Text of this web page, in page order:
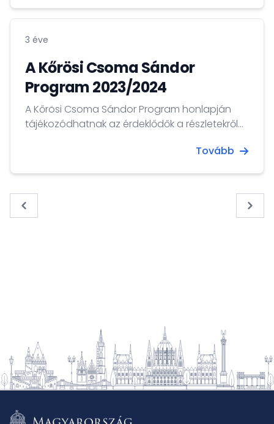
3 éve
A Kőrösi Csoma Sándor
Program 2023/2024
A Kőrösi Csoma Sándor Program honlapján
tájékozódhatnak az érdeklődők a részletekről...
Tovább
« Previous Next